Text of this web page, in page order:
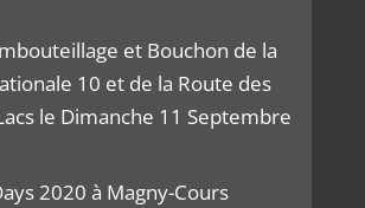
et Bouchon de la
10 et de la Route des
le Dimanche 11 Septembre
2020 à Magny-Cours